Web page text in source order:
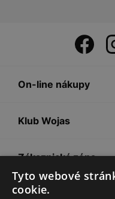
On-line nákupy
Klub Wojas
Zákaznická zóna
Společnost Wojas
Tyto webové
cookie.